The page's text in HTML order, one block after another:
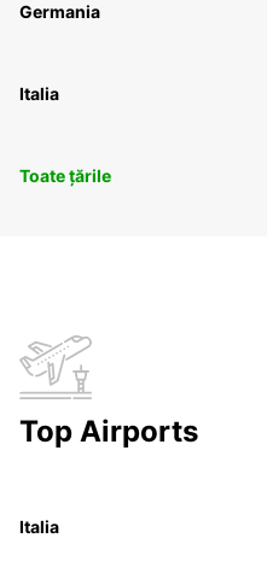
Germania
Italia
Toate țările
Top Airports
Italia